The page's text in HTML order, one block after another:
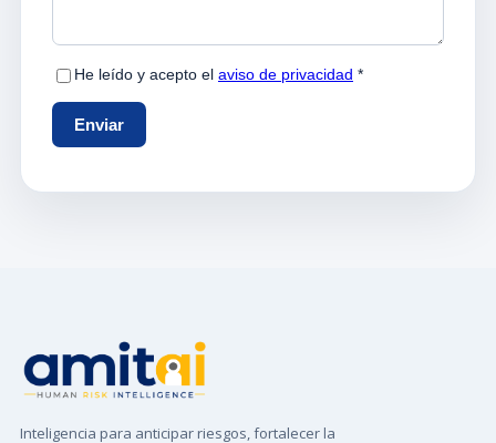
Inteligencia para anticipar riesgos, fortalecer la